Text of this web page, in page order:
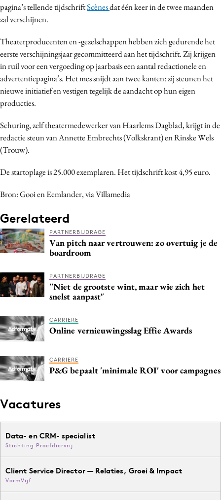
Topics
Artificial Intelligence
Bureaus
Campagnes
Carriere
Contentmarketing
Craft
Data & Insights
Design
Digital transformation
Diversiteit
Influencer marketing
Interne communicatie
Martech
Merkstrategie
PR
Purpose Marketing
Reputatie & crisis
pagina’s tellende tijdschriftScènesdat één keer in de twee maanden
zal verschijnen.
Theaterproducenten en -gezelschappen hebben zich gedurende het
eerste verschijningsjaar gecommitteerd aan het tijdschrift. Zij krijgen
in ruil voor een vergoeding op jaarbasis een aantal redactionele en
advertentiepagina’s. Het mes snijdt aan twee kanten: zij steunen het
nieuwe initiatief en vestigen tegelijk de aandacht op hun eigen
producties.
Schuring, zelf theatermedewerker van Haarlems Dagblad, krijgt in de
redactie steun van Annette Embrechts (Volkskrant) en Rinske Wels
(Trouw).
De startoplage is 25.000 exemplaren. Het tijdschrift kost 4,95 euro.
Bron: Gooi en Eemlander, via Villamedia
Gerelateerd
PARTNERBIJDRAGE
Van pitch naar vertrouwen: zo overtuig je de
boardroom
PARTNERBIJDRAGE
''Niet de grootste wint, maar wie zich het
snelst aanpast"
CARRIERE
Online vernieuwingsslag Effie Awards
CARRIERE
P&G bepaalt 'minimale ROI' voor campagnes
Vacatures
Data- en CRM- specialist
Stichting Proefdiervrij
Client Service Director — Relaties, Groei & Impact
VormVijf